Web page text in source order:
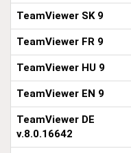
TeamViewer SK 9
TeamViewer FR 9
TeamViewer HU 9
TeamViewer EN 9
TeamViewer DE
v.8.0.16642